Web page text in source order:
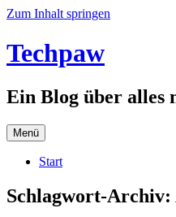
Zum Inhalt springen
Techpaw
Ein Blog über alles
Menü
Start
Schlagwort-Archiv: